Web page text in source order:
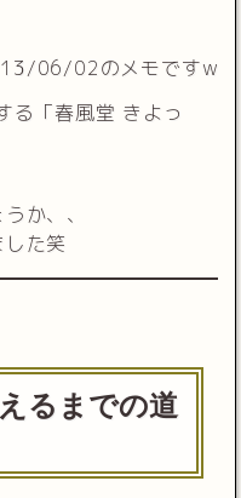
06/02のメモですw
る「春風堂 きよっ
か、、
た笑
るまでの道